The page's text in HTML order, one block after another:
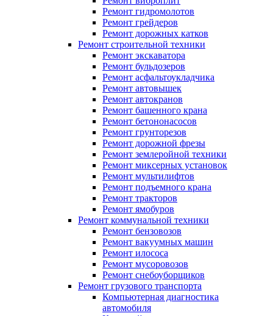
Ремонт гидромолотов
Ремонт грейдеров
Ремонт дорожных катков
Ремонт строительной техники
Ремонт экскаватора
Ремонт бульдозеров
Ремонт асфальтоукладчика
Ремонт автовышек
Ремонт автокранов
Ремонт башенного крана
Ремонт бетононасосов
Ремонт грунторезов
Ремонт дорожной фрезы
Ремонт землеройной техники
Ремонт миксерных установок
Ремонт мультилифтов
Ремонт подъемного крана
Ремонт тракторов
Ремонт ямобуров
Ремонт коммунальной техники
Ремонт бензовозов
Ремонт вакуумных машин
Ремонт илососа
Ремонт мусоровозов
Ремонт снебоуборщиков
Ремонт грузового транспорта
Компьютерная диагностика
автомобиля